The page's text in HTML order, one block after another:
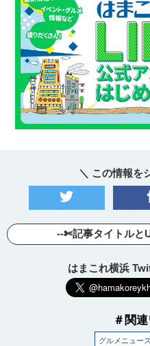
＼ この情報を
--✄記事タイトル
はまこれ横浜
＃関
グルメニュース